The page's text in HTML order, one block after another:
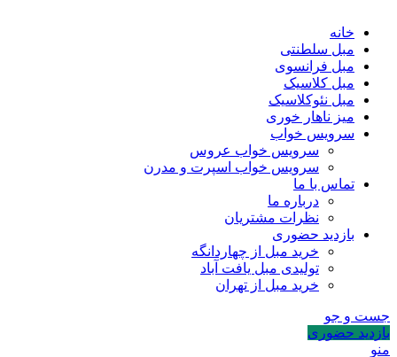
خانه
مبل سلطنتی
مبل فرانسوی
مبل کلاسیک
مبل نئوکلاسیک
میز ناهار خوری
سرویس خواب
سرویس خواب عروس
سرویس خواب اسپرت و مدرن
تماس با ما
درباره ما
نظرات مشتریان
بازدید حضوری
خرید مبل از چهاردانگه
تولیدی مبل یافت آباد
خرید مبل از تهران
جست و جو
بازدید حضوری
منو